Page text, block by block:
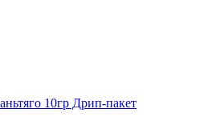
10гр Дрип-пакет